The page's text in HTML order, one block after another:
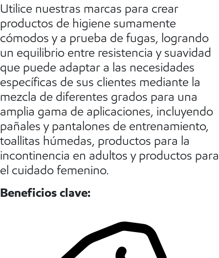
Utilice nuestras marcas para crear
productos de higiene sumamente
cómodos y a prueba de fugas, logrando
un equilibrio entre resistencia y suavidad
que puede adaptar a las necesidades
específicas de sus clientes mediante la
mezcla de diferentes grados para una
amplia gama de aplicaciones, incluyendo
pañales y pantalones de entrenamiento,
toallitas húmedas, productos para la
incontinencia en adultos y productos para
el cuidado femenino.
Beneficios clave: